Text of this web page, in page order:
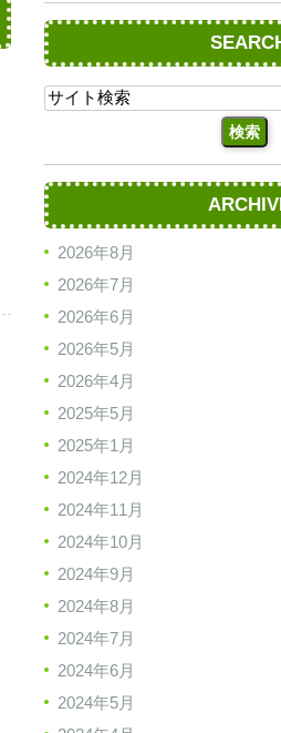
2026年8月
2026年7月
2026年6月
2026年5月
2026年4月
2025年5月
2025年1月
2024年12月
2024年11月
2024年10月
2024年9月
2024年8月
2024年7月
2024年6月
2024年5月